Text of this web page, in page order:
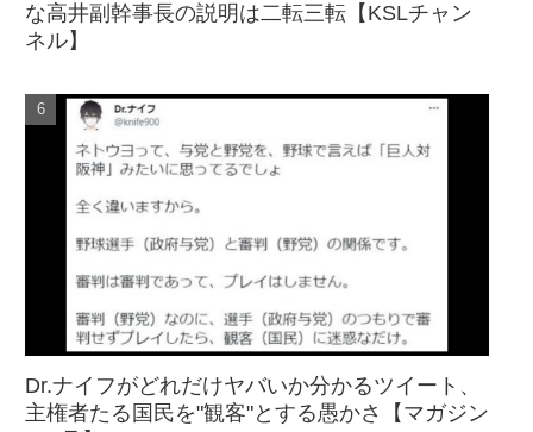
な高井副幹事長の説明は二転三転【KSLチャン
ネル】
Dr.ナイフがどれだけヤバいか分かるツイート、
主権者たる国民を"観客"とする愚かさ【マガジン